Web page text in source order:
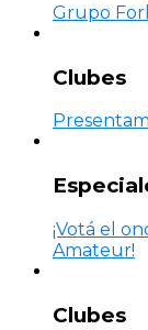
Grupo
Clubes
¡Votá el
Amateur!
Clubes